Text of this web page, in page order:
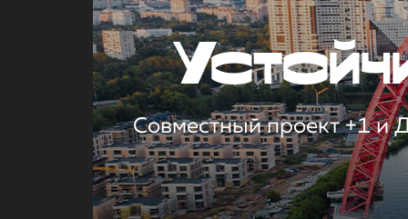
Совместный проект +1 и